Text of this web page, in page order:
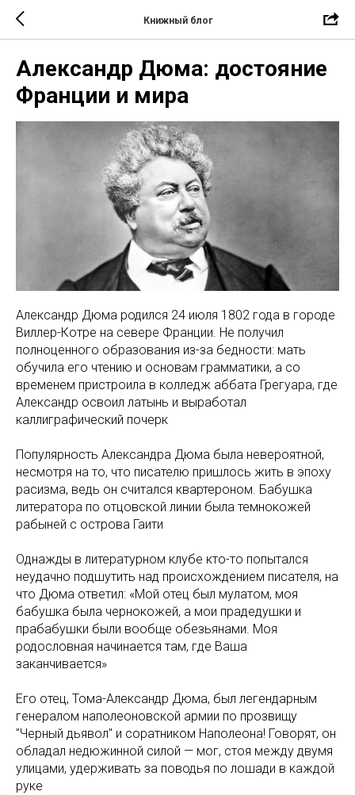
Книжный блог
Александр Дюма: достояние
Франции и мира
Александр Дюма родился 24 июля 1802 года в городе
Виллер-Котре на севере Франции. Не получил
полноценного образования из-за бедности: мать
обучила его чтению и основам грамматики, а со
временем пристроила в колледж аббата Грегуара, где
Александр освоил латынь и выработал
каллиграфический почерк
Популярность Александра Дюма была невероятной,
несмотря на то, что писателю пришлось жить в эпоху
расизма, ведь он считался квартероном. Бабушка
литератора по отцовской линии была темнокожей
рабыней с острова Гаити
Однажды в литературном клубе кто-то попытался
неудачно подшутить над происхождением писателя, на
что Дюма ответил: «Мой отец был мулатом, моя
бабушка была чернокожей, а мои прадедушки и
прабабушки были вообще обезьянами. Моя
родословная начинается там, где Ваша
заканчивается»
Его отец, Тома-Александр Дюма, был легендарным
генералом наполеоновской армии по прозвищу
"Черный дьявол" и соратником Наполеона! Говорят, он
обладал недюжинной силой — мог, стоя между двумя
улицами, удерживать за поводья по лошади в каждой
руке